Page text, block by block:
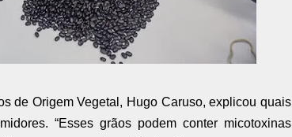
de Origem Vegetal, Hugo Caruso, explicou quais
“Esses grãos podem conter micotoxinas